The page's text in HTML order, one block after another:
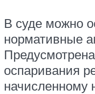
В суде можно
нормативные
оспаривания
начисленному